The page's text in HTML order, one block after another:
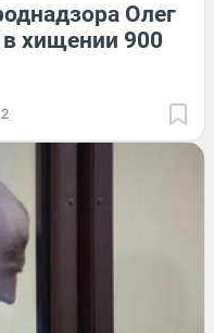
Олег
хищении 900
2